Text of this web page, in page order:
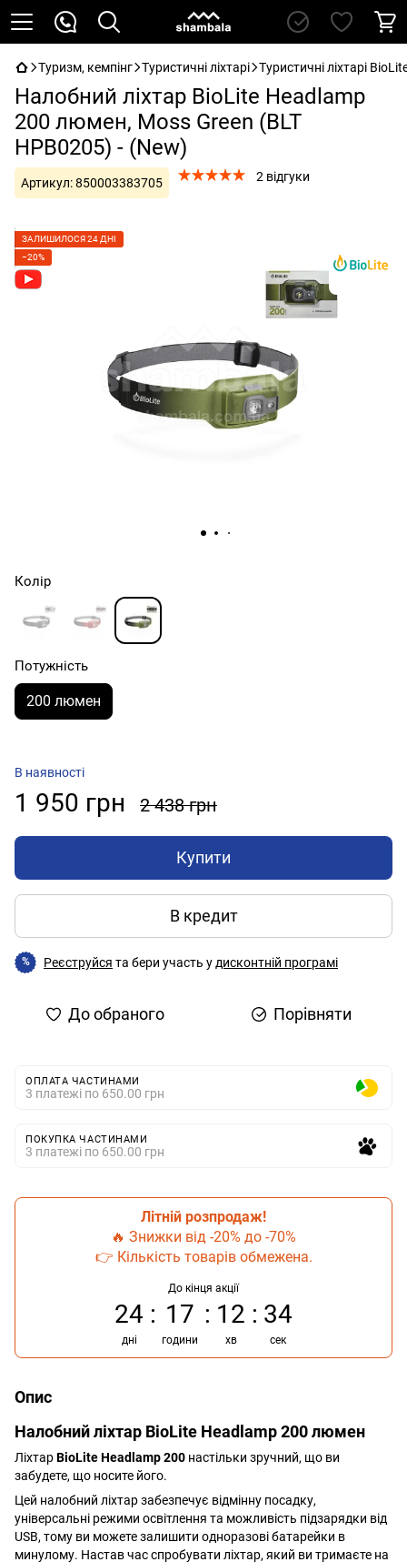
Туризм, кемпінг Туристичні ліхтарі Туристичні ліхтарі
Налобний ліхтар BioLite Headlamp
200 люмен, Moss Green (BLT
HPB0205) - (New)
Артикул:850003383705 2 відгуки
ЗАЛИШИЛОСЯ 24 ДНІ
−20%
Колір
Потужність
200 люмен
В наявності
1 950 грн 2 438 грн
Купити
В кредит
% Реєструйся та бери участь у дисконтній програмі
До обраного Порівняти
ОПЛАТА ЧАСТИНАМИ
3 платежі по 650.00 грн
ПОКУПКА ЧАСТИНАМИ
3 платежі по 650.00 грн
Літній розпродаж!
🔥 Знижки від -20% до -70%
👉 Кількість товарів обмежена.
До кінця акції
24
дні
17
години
12
хв
34
сек
Опис
Налобний ліхтар BioLite Headlamp 200 люмен
ЛіхтарBioLite Headlamp 200 настільки зручний, що ви
забудете, що носите його.
Цей налобний ліхтар забезпечує відмінну посадку,
універсальні режими освітлення та можливість підзарядки від
USB, тому ви можете залишити одноразові батарейки в
минулому. Настав час спробувати ліхтар, який ви тримаєте на